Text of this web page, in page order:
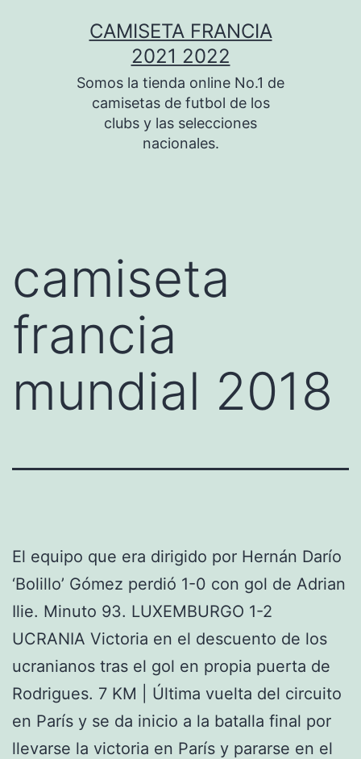
CAMISETA FRANCIA
2021 2022
Somos la tienda online No.1 de
camisetas de futbol de los
clubs y las selecciones
nacionales.
camiseta
francia
mundial 2018
El equipo que era dirigido por Hernán Darío
‘Bolillo’ Gómez perdió 1-0 con gol de Adrian
Ilie. Minuto 93. LUXEMBURGO 1-2
UCRANIA Victoria en el descuento de los
ucranianos tras el gol en propia puerta de
Rodrigues. 7 KM | Última vuelta del circuito
en París y se da inicio a la batalla final por
llevarse la victoria en París y pararse en el